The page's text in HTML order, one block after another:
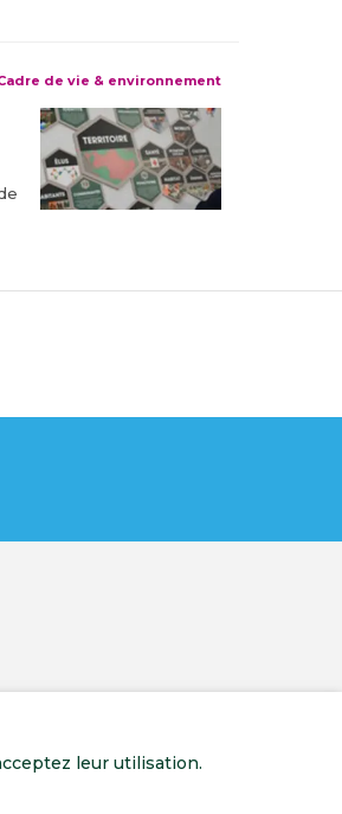
de vie & environnement
leur utilisation.